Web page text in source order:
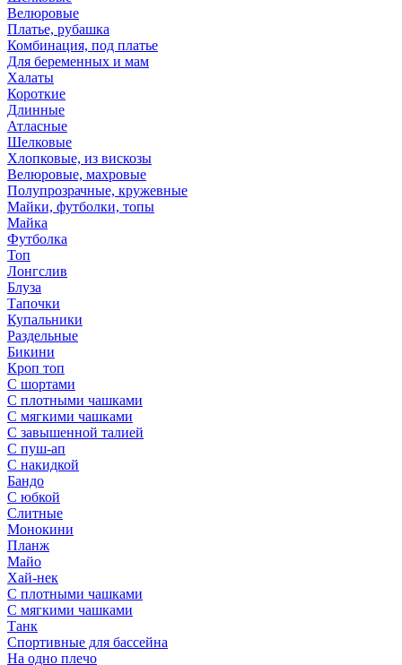
Велюровые
Платье, рубашка
Комбинация, под платье
Для беременных и мам
Халаты
Короткие
Длинные
Атласные
Шелковые
Хлопковые, из вискозы
Велюровые, махровые
Полупрозрачные, кружевные
Майки, футболки, топы
Майка
Футболка
Топ
Лонгслив
Блуза
Тапочки
Купальники
Раздельные
Бикини
Кроп топ
С шортами
С плотными чашками
С мягкими чашками
С завышенной талией
С пуш-ап
С накидкой
Бандо
С юбкой
Слитные
Монокини
Планж
Майо
Хай-нек
С плотными чашками
С мягкими чашками
Танк
Спортивные для бассейна
На одно плечо